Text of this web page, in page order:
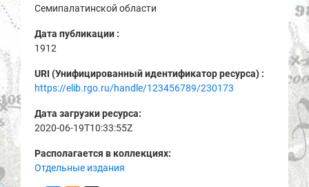
Семипалатинской области
Дата публикации :
1912
URI (Унифицированный идентификатор ресурса) :
https://elib.rgo.ru/handle/123456789/230173
Дата загрузки ресурса:
2020-06-19T10:33:55Z
Располагается в коллекциях:
Отдельные издания